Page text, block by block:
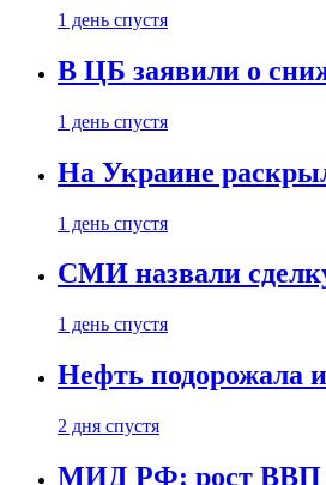
1 день спустя
В ЦБ заявили о
1 день спустя
На Украине
1 день спустя
СМИ назвали
1 день спустя
Нефть подорожала
2 дня спустя
МИД РФ: рост ВВП